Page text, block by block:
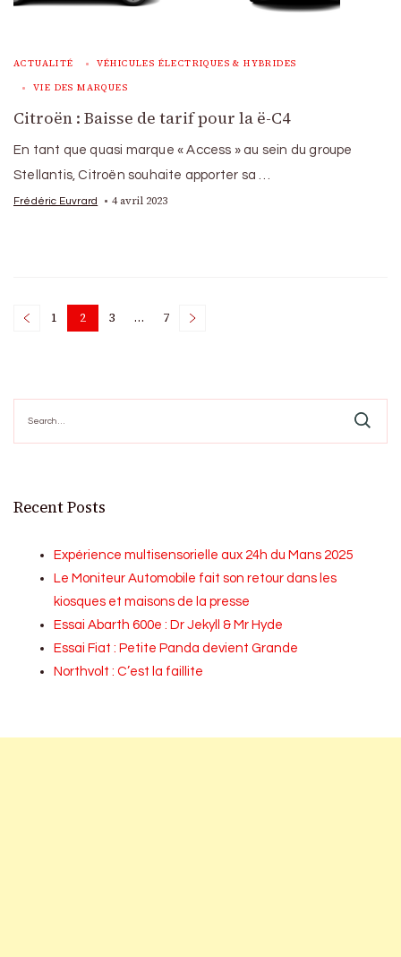
ACTUALITÉ VÉHICULES ÉLECTRIQUES & HYBRIDES
VIE DES MARQUES
Citroën : Baisse de tarif pour la ë-C4
En tant que quasi marque « Access » au sein du groupe
Stellantis, Citroën souhaite apporter sa …
Frédéric Euvrard 4 avril 2023
Posts
Page
1 Page
2 Page
3 … Page
7
for:
Recent Posts
Expérience multisensorielle aux 24h du Mans 2025
Le Moniteur Automobile fait son retour dans les
kiosques et maisons de la presse
Essai Abarth 600e : Dr Jekyll & Mr Hyde
Essai Fiat : Petite Panda devient Grande
Northvolt : C’est la faillite